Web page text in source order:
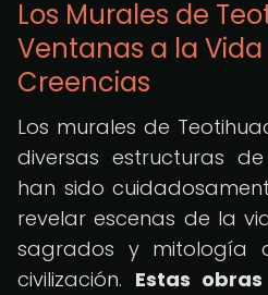
Los Murales de
Ventanas a la
Creencias
Los murales de
diversas estructuras
han sido
revelar escenas de la
sagrados y mitología
civilización. Estas